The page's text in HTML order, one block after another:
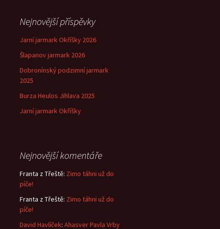
Nejnovější příspěvky
Jarní jarmark Okříšky 2026
Šlapanov jarmark 2026
Dobronínský podzimní jarmark
2025
Burza Heulos Jihlava 2025
Jarní jarmark Okříšky
Nejnovější komentáře
Franta z Třeště: Zimo táhni už do
píče!
Franta z Třeště: Zimo táhni už do
píče!
David Havlíček: Ahasver Pavla Vrby